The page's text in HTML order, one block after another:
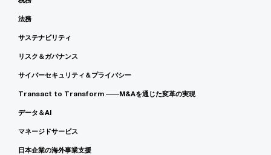
法務
サステナビリティ
リスク＆ガバナンス
サイバーセキュリティ＆プライバシー
Transact to Transform ――M&Aを通じた変革の実現
データ＆AI
マネージドサービス
日本企業の海外事業支援